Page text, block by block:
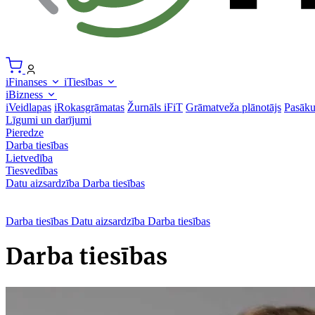
iFinanses
iTiesības
iBizness
iVeidlapas iRokasgrāmatas Žurnāls iFiT Grāmatveža plānotājs
Līgumi un darījumi
Pieredze
Darba tiesības
Lietvedība
Tiesvedības
Datu aizsardzība Darba tiesības
Darba tiesības Datu aizsardzība Darba tiesības
Darba tiesības